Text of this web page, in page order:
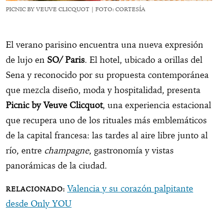
PICNIC BY VEUVE CLICQUOT | FOTO: CORTESÍA
El verano parisino encuentra una nueva expresión
de lujo en SO/ Paris. El hotel, ubicado a orillas del
Sena y reconocido por su propuesta contemporánea
que mezcla diseño, moda y hospitalidad, presenta
Picnic by Veuve Clicquot, una experiencia estacional
que recupera uno de los rituales más emblemáticos
de la capital francesa: las tardes al aire libre junto al
río, entre champagne, gastronomía y vistas
panorámicas de la ciudad.
Valencia y su corazón palpitante
desde Only YOU